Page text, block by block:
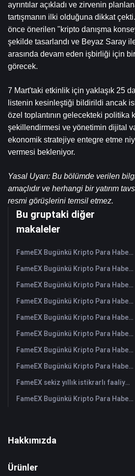
ayrıntılar açıkladı ve zirvenin
tartışmanın ilki olduğuna dikkat
önce önerilen "kripto danışma
şekilde tasarlandı ve Beyaz Saray
arasında devam eden işbirliği için
görecek.
7 Mart'taki etkinlik için yaklaşık 25
listenin kesinleştiği bildirildi ancak
özel toplantının gelecekteki politika
şekillendirmesi ve yönetimin dijital
ekonomik stratejiye entegre etme
vermesi bekleniyor.
Yasal Uyarı: Bu bölümde verilen
amaçlıdır ve herhangi bir yatırım
resmi görüşlerini temsil etmez.
Bu gruptaki diğer
makaleler
FameEX Bugünkü Kripto Para Haberleri Özeti | 7 Ağustos 2026
FameEX Bugünkü Kripto Para Haberleri Özeti | 6 Ağustos 2026
FameEX Bugünkü Kripto Para Haberleri Özeti | 5 Ağustos 2026
FameEX Bugünkü Kripto Para Haberleri Özeti | 4 Ağustos 2026
FameEX Bugünkü Kripto Para Haberleri Özeti | 3 Ağustos 2026
FameEX Bugünkü Kripto Para Haberleri Özeti | 31 Temmuz 2026
FameEX Bugünkü Kripto Para Haberleri Özeti | 30 Temmuz 2026
FameEX Bugünkü Kripto Para Haberleri Özeti | 29 Temmuz 2026
FameEX sekiz yıllık istikrarlı faaliyetleri ve küresel büyümesiyle kullanıcı güvenini güçlendiriyor
FameEX Bugünkü Kripto Para Haberleri Özeti | 28 Temmuz 2026
Hakkımızda
Ürünler